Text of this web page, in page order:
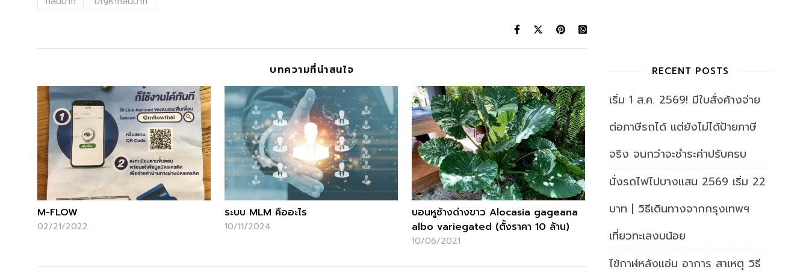
บทความที่น่าสนใจ
M-FLOW
02/21/2022
ระบบ MLM คืออะไร
10/11/2024
บอนหูช้างด่างขาว Alocasia gageana
albo variegated (ตั้งราคา 10 ล้าน)
10/06/2021
RECENT POSTS
เริ่ม 1 ส.ค. 2569! มีใบสั่งค้างจ่าย
ต่อภาษีรถได้ แต่ยังไม่ได้ป้ายภาษี
จริง จนกว่าจะชำระค่าปรับครบ
นั่งรถไฟไปบางแสน 2569 เริ่ม 22
บาท | วิธีเดินทางจากกรุงเทพฯ
เที่ยวทะเลงบน้อย
ไข้กาฬหลังแอ่น อาการ สาเหตุ วิธี